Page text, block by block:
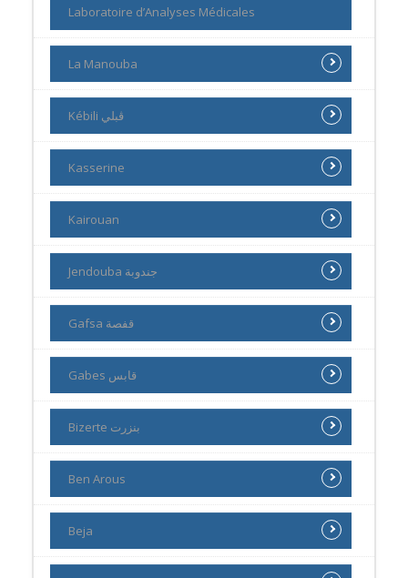
Laboratoire d’Analyses Médicales
La Manouba
Kébili ڨبلي
Kasserine
Kairouan
Jendouba جندوبة
Gafsa قفصة
Gabes قابس
Bizerte بنزرت
Ben Arous
Beja